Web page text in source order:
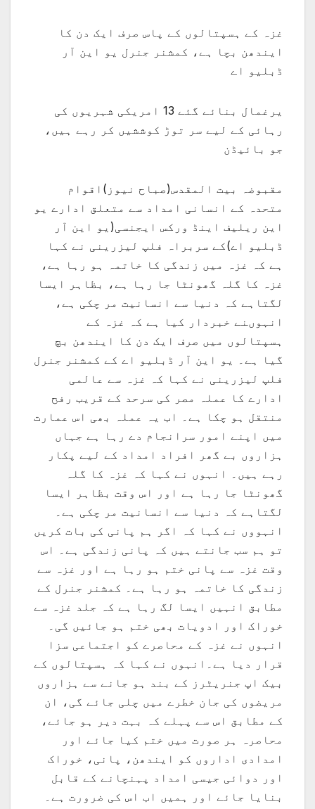
غزہ کے ہسپتالوں کے پاس صرف ایک دن کا
ایندھن بچا ہے، کمشنر جنرل یو این آر
ڈبلیو اے
یرغمال بنائے گئے 13 امریکی شہریوں کی
رہائی کے لیے سر توڑ کوششیں کر رہے ہیں،
جو بائیڈن
مقبوضہ بیت المقدس(صباح نیوز)اقوام
متحدہ کے انسانی امداد سے متعلق ادارے یو
این ریلیف اینڈ ورکس ایجنسی(یو این آر
ڈبلیو اے)کے سربراہ فلپ لیزرینی نے کہا
ہے کہ غزہ میں زندگی کا خاتمہ ہو رہا ہے،
غزہ کا گلہ گھونٹا جا رہا ہے، بظاہر ایسا
لگتاہے کہ دنیا سے انسانیت مر چکی ہے،
انہوںنے خبردار کیا ہے کہ غزہ کے
ہسپتالوں میں صرف ایک دن کا ایندھن بچ
گیا ہے۔ یو این آر ڈبلیو اے کے کمشنر جنرل
فلپ لیزرینی نے کہا کہ غزہ سے عالمی
ادارے کا عملہ مصر کی سرحد کے قریب رفح
منتقل ہو چکا ہے۔ اب یہ عملہ بھی اس عمارت
میں اپنے امور سرانجام دے رہا ہے جہاں
ہزاروں بے گھر افراد امداد کے لیے پکار
رہے ہیں۔ انہوں نے کہا کہ غزہ کا گلہ
گھونٹا جا رہا ہے اور اس وقت بظاہر ایسا
لگتاہے کہ دنیا سے انسانیت مر چکی ہے۔
انہووں نے کہا کہ اگر ہم پانی کی بات کریں
تو ہم سب جانتے ہیں کہ پانی زندگی ہے۔ اس
وقت غزہ سے پانی ختم ہو رہا ہے اور غزہ سے
زندگی کا خاتمہ ہو رہا ہے۔ کمشنر جنرل کے
مطابق انہیں ایسا لگ رہا ہے کہ جلد غزہ سے
خوراک اور ادویات بھی ختم ہو جائیں گی۔
انہوں نے غزہ کے محاصرے کو اجتماعی سزا
قرار دیا ہے۔انہوں نے کہا کہ ہسپتالوں کے
بیک اپ جنریٹرز کے بند ہو جانے سے ہزاروں
مریضوں کی جان خطرے میں چلی جائے گی، ان
کے مطابق اس سے پہلے کہ بہت دیر ہو جائے،
محاصرہ ہر صورت میں ختم کیا جائے اور
امدادی اداروں کو ایندھن، پانی، خوراک
اور دوائی جیسی امداد پہنچانے کے قابل
بنایا جائے اور ہمیں اب اس کی ضرورت ہے۔